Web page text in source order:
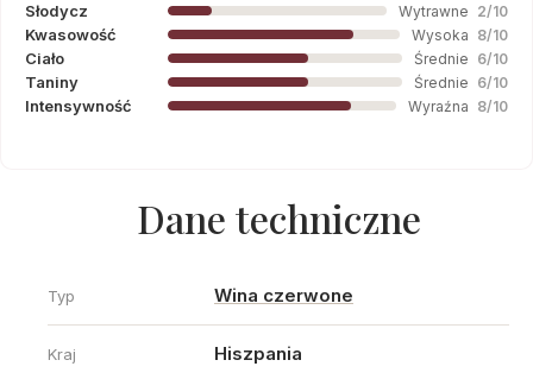
Słodycz
Wytrawne 2/10
Kwasowość Wysoka 8/10
Ciało Średnie 6/10
Taniny Średnie 6/10
Intensywność Wyraźna 8/10
Dane techniczne
Typ Wina czerwone
Kraj Hiszpania